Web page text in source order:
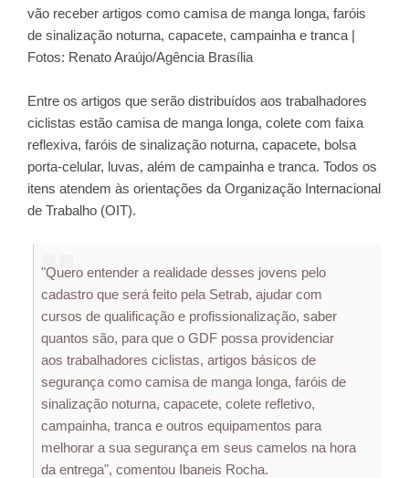
vão receber artigos como camisa de manga longa, faróis
de sinalização noturna, capacete, campainha e tranca |
Fotos: Renato Araújo/Agência Brasília
Entre os artigos que serão distribuídos aos trabalhadores
ciclistas estão camisa de manga longa, colete com faixa
reflexiva, faróis de sinalização noturna, capacete, bolsa
porta-celular, luvas, além de campainha e tranca. Todos os
itens atendem às orientações da Organização Internacional
de Trabalho (OIT).
"Quero entender a realidade desses jovens pelo
cadastro que será feito pela Setrab, ajudar com
cursos de qualificação e profissionalização, saber
quantos são, para que o GDF possa providenciar
aos trabalhadores ciclistas, artigos básicos de
segurança como camisa de manga longa, faróis de
sinalização noturna, capacete, colete refletivo,
campainha, tranca e outros equipamentos para
melhorar a sua segurança em seus camelos na hora
da entrega", comentou Ibaneis Rocha.